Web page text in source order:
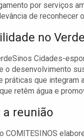
por serviços
de reconhecer
no
Cidades-
o desenvolvimento
práticas que
retêm água e
a reunião